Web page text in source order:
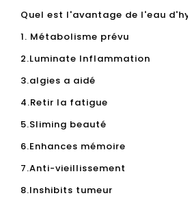
Quel est l'avantage de l'eau
1. Métabolisme prévu
2.Luminate Inflammation
3.algies a aidé
4.Retir la fatigue
5.Sliming beauté
6.Enhances mémoire
7.Anti-vieillissement
8.Inshibits tumeur